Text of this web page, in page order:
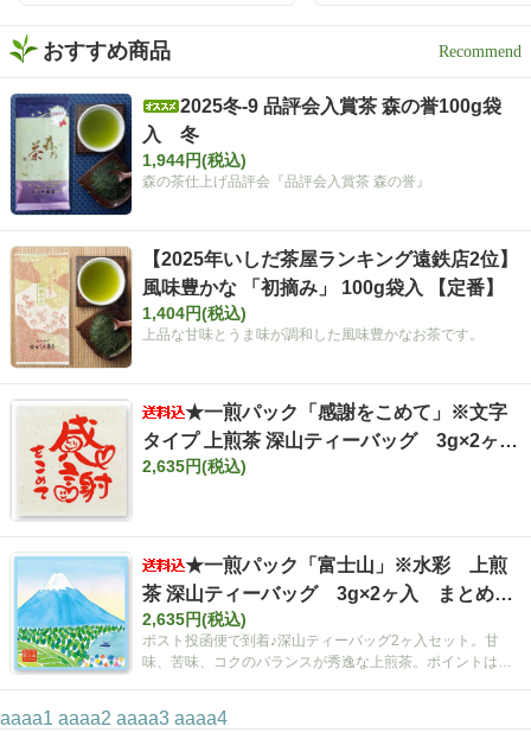
おすすめ商品
2025冬-9 品評会入賞茶 森の誉100g袋
入 冬
1,944円(税込)
森の茶仕上げ品評会『品評会入賞茶 森の誉』
【2025年いしだ茶屋ランキング遠鉄店2位】
風味豊かな 「初摘み」 100g袋入 【定番】
1,404円(税込)
上品な甘味とうま味が調和した風味豊かなお茶です。
★一煎パック「感謝をこめて」※文字
タイプ 上煎茶 深山ティーバッグ 3g×2ヶ
入 まとめ買いセット【ポスト投函便・送料
2,635円(税込)
★一煎パック「富士山」※水彩 上煎
茶 深山ティーバッグ 3g×2ヶ入 まとめ買
いセット【ポスト投函便・送料込み】
2,635円(税込)
ポスト投函便で到着♪深山ティーバッグ2ヶ入セット。甘
味、苦味、コクのバランスが秀逸な上煎茶。ポイントは空
aaaa1 aaaa2 aaaa3 aaaa4